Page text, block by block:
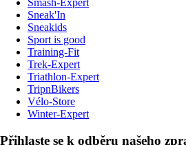
Smash-Expert
Sneak'In
Sneakids
Sport is good
Training-Fit
Trek-Expert
Triathlon-Expert
TripnBikers
Vélo-Store
Winter-Expert
Přihlaste se k odběru našeho